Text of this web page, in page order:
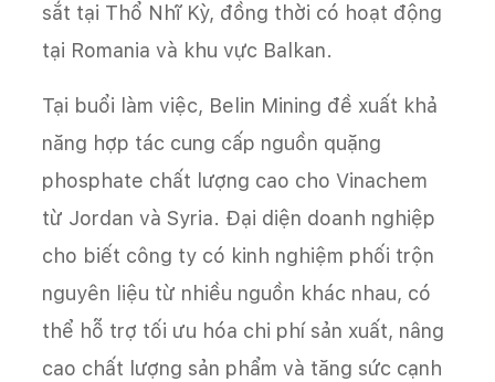
sắt tại Thổ Nhĩ Kỳ, đồng thời có hoạt động
tại Romania và khu vực Balkan.
Tại buổi làm việc, Belin Mining đề xuất khả
năng hợp tác cung cấp nguồn quặng
phosphate chất lượng cao cho Vinachem
từ Jordan và Syria. Đại diện doanh nghiệp
cho biết công ty có kinh nghiệm phối trộn
nguyên liệu từ nhiều nguồn khác nhau, có
thể hỗ trợ tối ưu hóa chi phí sản xuất, nâng
cao chất lượng sản phẩm và tăng sức cạnh